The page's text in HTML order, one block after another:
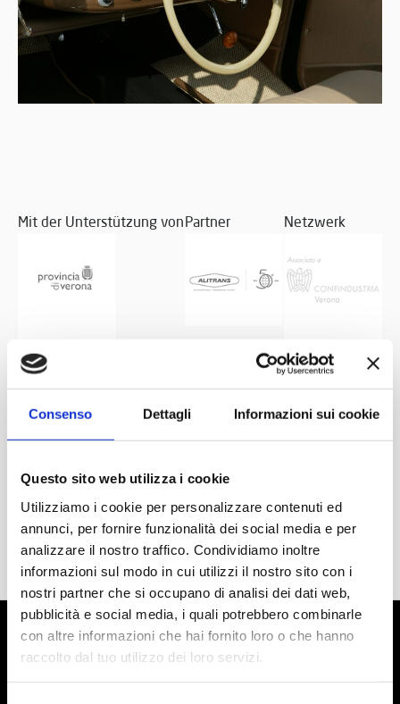
Consenso Dettagli Informazioni sui cookie
Questo sito web utilizza i cookie
Utilizziamo i cookie per personalizzare contenuti ed
annunci, per fornire funzionalità dei social media e per
analizzare il nostro traffico. Condividiamo inoltre
informazioni sul modo in cui utilizzi il nostro sito con i
nostri partner che si occupano di analisi dei dati web,
pubblicità e social media, i quali potrebbero combinarle
con altre informazioni che hai fornito loro o che hanno
raccolto dal tuo utilizzo dei loro servizi.
Mit der Unterstützung vonPartner Netzwerk